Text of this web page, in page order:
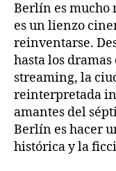
Berlín es mucho
es un lienzo
reinventarse.
hasta los
streaming, la
reinterpretada
amantes del
Berlín es hacer
histórica y la